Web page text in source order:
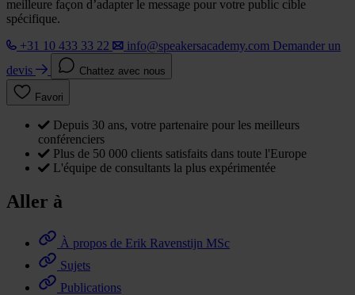
meilleure façon d’adapter le message pour votre public cible
spécifique.
+31 10 433 33 22
info@speakersacademy.com Demander un
devis
Chattez avec nous
Favori
Depuis 30 ans, votre partenaire pour les meilleurs
conférenciers
Plus de 50 000 clients satisfaits dans toute l'Europe
L'équipe de consultants la plus expérimentée
Aller à
À propos de Erik Ravenstijn MSc
Sujets
Publications